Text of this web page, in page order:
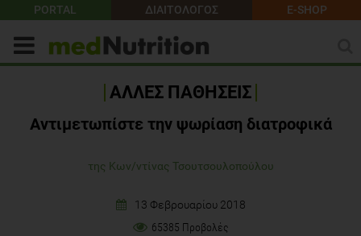
PORTAL ΔΙΑΙΤΟΛΟΓΟΣ E-SHOP
ΑΛΛΕΣ ΠΑΘΗΣΕΙΣ
Αντιμετωπίστε την ψωρίαση διατροφικά
της Κων/ντίνας Τσουτσουλοπούλου
13 Φεβρουαρίου 2018
65385 Προβολές